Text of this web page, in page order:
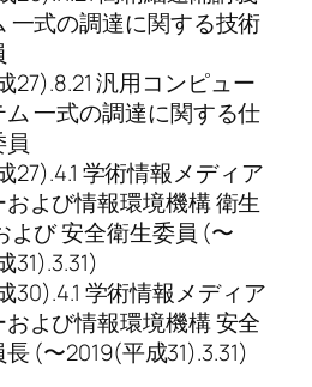
一式の調達に関する技術
27).8.21 汎用コンピュー
ム 一式の調達に関する仕
27).4.1 学術情報メディア
よび情報環境機構 衛生
よび 安全衛生委員 (〜
31).3.31)
30).4.1 学術情報メディア
よび情報環境機構 安全
(〜2019(平成31).3.31)